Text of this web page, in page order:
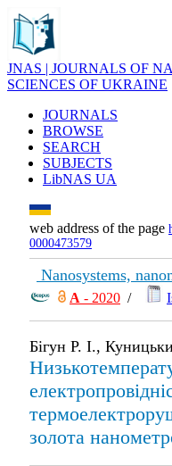
JNAS | JOURNALS OF
SCIENCES OF UKRAINE
JOURNALS
BROWSE
SEARCH
SUBJECTS
LibNAS UA
web address of the page
0000473579
Nanosystems,
А - 2020 /
Бігун Р. І.,
золота